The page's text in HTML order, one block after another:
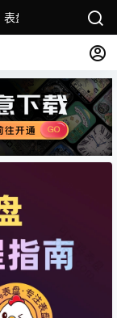
表盘精选 名表故事